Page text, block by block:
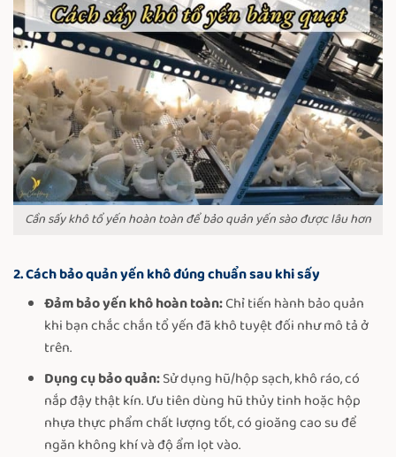
Cần sấy khô tổ yến hoàn toàn để bảo quản yến sào được lâu hơn
2. Cách bảo quản yến khô đúng chuẩn sau khi sấy
Đảm bảo yến khô hoàn toàn:Chỉ tiến hành bảo quản
khi bạn chắc chắn tổ yến đã khô tuyệt đối như mô tả ở
trên.
Dụng cụ bảo quản:Sử dụng hũ/hộp sạch, khô ráo, có
nắp đậy thật kín. Ưu tiên dùng hũ thủy tinh hoặc hộp
nhựa thực phẩm chất lượng tốt, có gioăng cao su để
ngăn không khí và độ ẩm lọt vào.